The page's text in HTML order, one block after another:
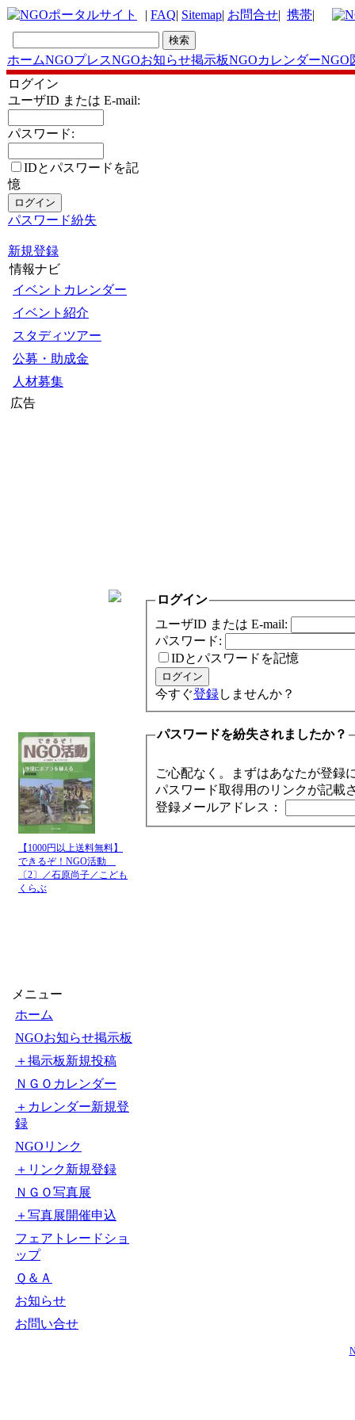
| FAQ| Sitemap| お問合せ| 携帯|
ホームNGOプレスNGOお知らせ掲示板NGOカレンダーNGO
ログイン
ユーザID または E-mail:
パスワード:
IDとパスワードを記
憶
パスワード紛失
新規登録
情報ナビ
イベントカレンダー
イベント紹介
スタディツアー
公募・助成金
人材募集
広告
【1000円以上送料無料】
できるぞ！NGO活動
〔2〕／石原尚子／こども
くらぶ
メニュー
ホーム
NGOお知らせ掲示板
＋掲示板新規投稿
ＮＧＯカレンダー
＋カレンダー新規登
録
NGOリンク
＋リンク新規登録
ＮＧＯ写真展
＋写真展開催申込
フェアトレードショ
ップ
Ｑ＆Ａ
お知らせ
お問い合せ
ログイン
ユーザID または E-mail:
パスワード:
IDとパスワードを記憶
今すぐ登録しませんか？
パスワードを紛失されましたか？
ご心配なく。まずはあなたが登録
パスワード取得用のリンクが記載
登録メールアドレス：